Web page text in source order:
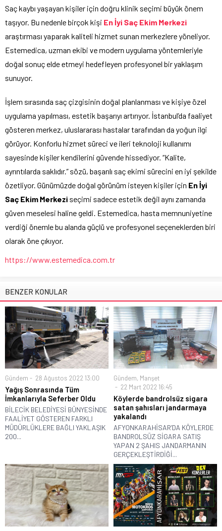
Saç kaybı yaşayan kişiler için doğru klinik seçimi büyük önem
taşıyor. Bu nedenle birçok kişi En İyi Saç Ekim Merkezi
araştırması yaparak kaliteli hizmet sunan merkezlere yöneliyor.
Estemedica, uzman ekibi ve modern uygulama yöntemleriyle
doğal sonuç elde etmeyi hedefleyen profesyonel bir yaklaşım
sunuyor.
İşlem sırasında saç çizgisinin doğal planlanması ve kişiye özel
uygulama yapılması, estetik başarıyı artırıyor. İstanbul’da faaliyet
gösteren merkez, uluslararası hastalar tarafından da yoğun ilgi
görüyor. Konforlu hizmet süreci ve ileri teknoloji kullanımı
sayesinde kişiler kendilerini güvende hissediyor. “Kalite,
ayrıntılarda saklıdır.” sözü, başarılı saç ekimi sürecini en iyi şekilde
özetliyor. Günümüzde doğal görünüm isteyen kişiler için En İyi
Saç Ekim Merkezi seçimi sadece estetik değil aynı zamanda
güven meselesi haline geldi. Estemedica, hasta memnuniyetine
verdiği önemle bu alanda güçlü ve profesyonel seçeneklerden biri
olarak öne çıkıyor.
https://www.estemedica.com.tr
BENZER KONULAR
Gündem 28 Ağustos 2022 13:00
Yağış Sonrasında Tüm
İmkanlarıyla Seferber Oldu
BİLECİK BELEDİYESİ BÜNYESİNDE
FAALİYET GÖSTEREN FARKLI
MÜDÜRLÜKLERE BAĞLI YAKLAŞIK
200...
Gündem, Manşet
22 Mart 2022 16:45
Köylerde bandrolsüz sigara
satan şahısları jandarmaya
yakalandı
AFYONKARAHİSAR’DA KÖYLERDE
BANDROLSÜZ SİGARA SATIŞ
YAPAN 2 ŞAHIS JANDARMANIN
GERÇEKLEŞTİRDİĞİ...